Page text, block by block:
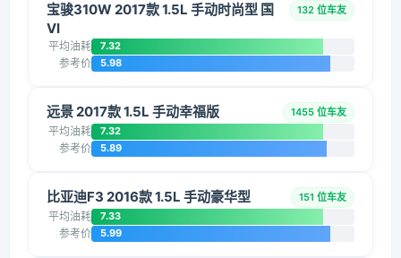
宝骏310W 2017款 1.5L 手动时尚型 国
VI
132 位车友
平均油耗 7.32
参考价 5.98
远景 2017款 1.5L 手动幸福版 1455 位车友
平均油耗 7.32
参考价 5.89
比亚迪F3 2016款 1.5L 手动豪华型 151 位车友
平均油耗 7.33
参考价 5.99